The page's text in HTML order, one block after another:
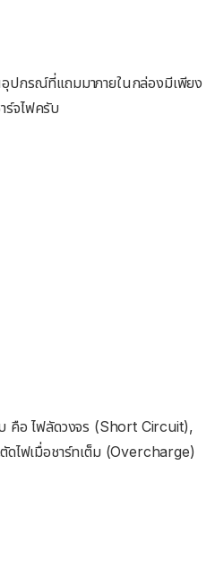
อุปกรณ์ที่แถมมาภายในกล่องมีเพียง
ร์จไฟครับ
คือ ไฟลัดวงจร (Short Circuit),
ไฟเมื่อชาร์ทเต็ม (Overcharge)